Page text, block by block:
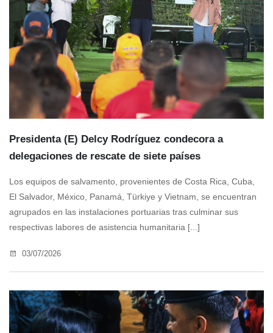
Presidenta (E) Delcy Rodríguez condecora a
delegaciones de rescate de siete países
Los equipos de salvamento, provenientes de Costa Rica, Cuba,
El Salvador, México, Panamá, Türkiye y Vietnam, se encuentran
agrupados en las instalaciones portuarias tras culminar sus
respectivas labores de asistencia humanitaria [...]
03/07/2026